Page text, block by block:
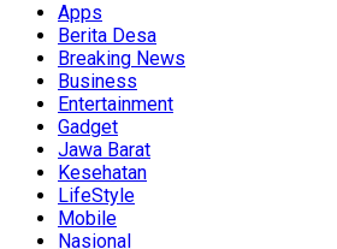
Apps
Berita Desa
Breaking News
Business
Entertainment
Gadget
Jawa Barat
Kesehatan
LifeStyle
Mobile
Nasional